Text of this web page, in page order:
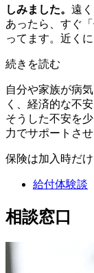
しみました。 遠
あったら、すぐ
ってます。近く
続きを読む
自分や家族が病
く、経済的な不
そうした不安を
力でサポートさ
保険は加入時だ
給付体験談
相談窓口